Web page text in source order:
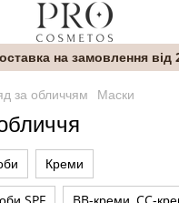
на замовлення від
за обличчям Маски
Креми